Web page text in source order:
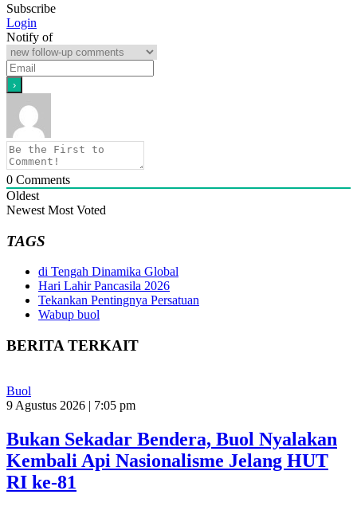
Subscribe
Login
Notify of
0 Comments
Oldest
Newest Most Voted
TAGS
di Tengah Dinamika Global
Hari Lahir Pancasila 2026
Tekankan Pentingnya Persatuan
Wabup buol
BERITA TERKAIT
Buol
9 Agustus 2026 | 7:05 pm
Bukan Sekadar Bendera, Buol Nyalakan
Kembali Api Nasionalisme Jelang HUT
RI ke-81